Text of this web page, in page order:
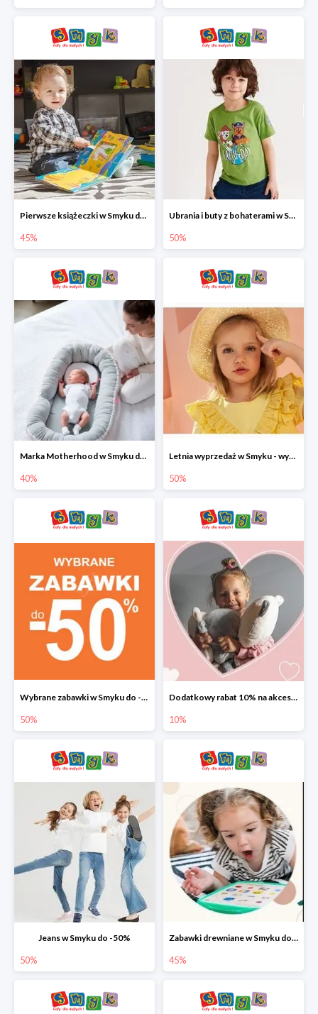
Pierwsze książeczki w Smyku do -45%
45%
Ubrania i buty z bohaterami w Smyku do -50%
50%
Marka Motherhood w Smyku do -40%
40%
Letnia wyprzedaż w Smyku - wybrane ubrania i buty do -50%
50%
Wybrane zabawki w Smyku do -50%
50%
Dodatkowy rabat 10% na akcesoria dziecięce
10%
Jeans w Smyku do -50%
50%
Zabawki drewniane w Smyku do -45%
45%